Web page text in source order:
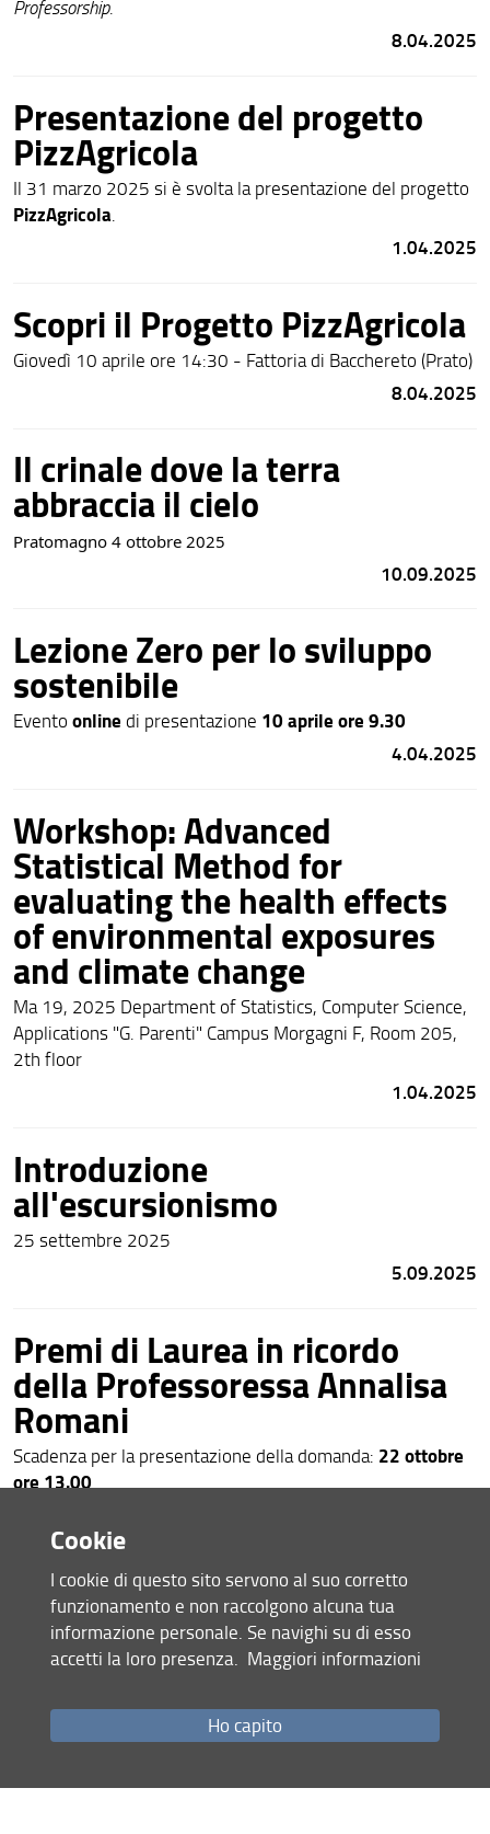
Professorship.
8.04.2025
Presentazione del progetto
PizzAgricola
Il 31 marzo 2025 si è svolta la presentazione del progetto
PizzAgricola.
1.04.2025
Scopri il Progetto PizzAgricola
Giovedì 10 aprile ore 14:30 - Fattoria di Bacchereto (Prato)
8.04.2025
Il crinale dove la terra
abbraccia il cielo
Pratomagno 4 ottobre 2025
10.09.2025
Lezione Zero per lo sviluppo
sostenibile
Evento online di presentazione 10 aprile ore 9.30
4.04.2025
Workshop: Advanced
Statistical Method for
evaluating the health effects
of environmental exposures
and climate change
Ma 19, 2025 Department of Statistics, Computer Science,
Applications "G. Parenti" Campus Morgagni F, Room 205,
2th floor
1.04.2025
Introduzione
all'escursionismo
25 settembre 2025
5.09.2025
Premi di Laurea in ricordo
della Professoressa Annalisa
Romani
Scadenza per la presentazione della domanda: 22 ottobre
ore 13.00
Play: Festival del gioco 2025
Sabato 5 aprile:DISIA&GIX@PL>Y
20.03.2025
Bando Unifi Extra 2025:
Cookie
I cookie di questo sito servono al suo corretto
funzionamento e non raccolgono alcuna tua
informazione personale. Se navighi su di esso
accetti la loro presenza. Maggiori informazioni
Ho capito